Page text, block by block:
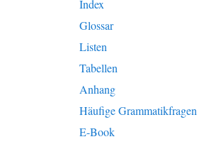
Index
Glossar
Listen
Tabellen
Anhang
Häufige Grammatikfragen
E-Book